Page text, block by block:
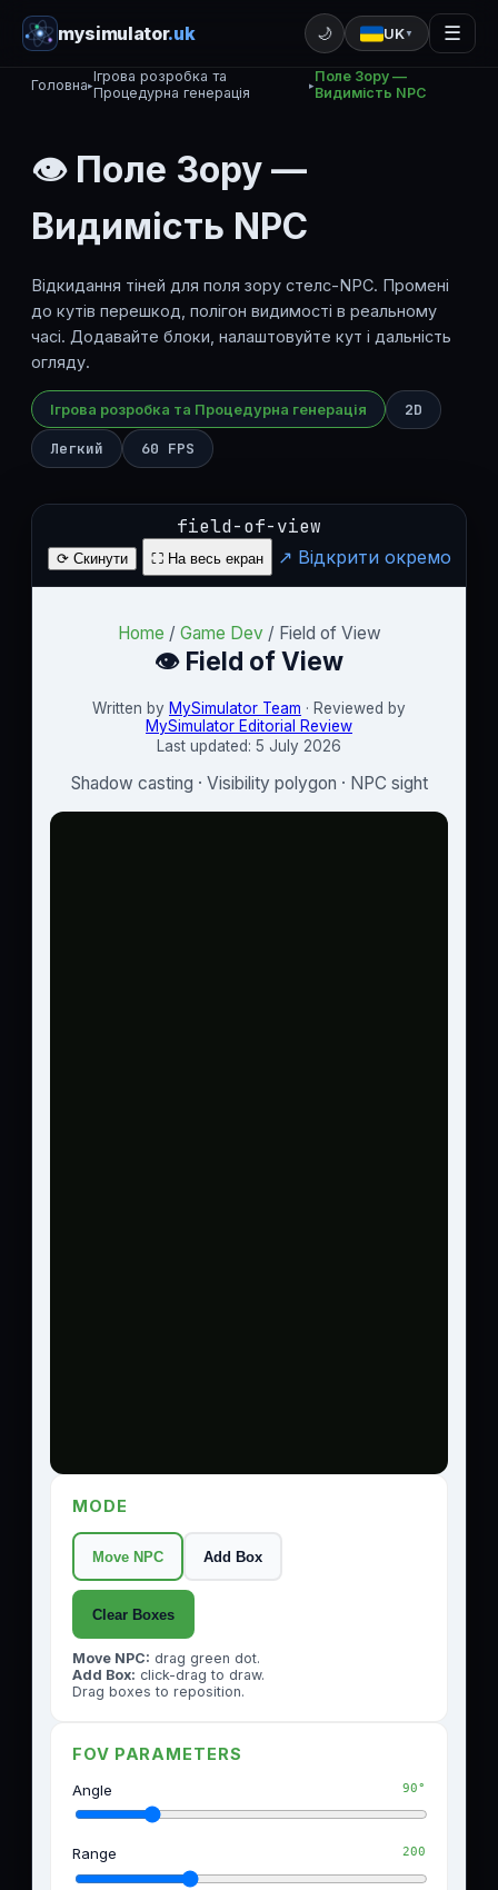
mysimulator.uk 🌙 UK ▼ ☰
Головна▸Ігрова розробка та
Процедурна генерація
▸Поле Зору —
Видимість NPC
👁️ Поле Зору —
Видимість NPC
Відкидання тіней для поля зору стелс-NPC. Промені
до кутів перешкод, полігон видимості в реальному
часі. Додавайте блоки, налаштовуйте кут і дальність
огляду.
Ігрова розробка та Процедурна генерація 2D
Легкий 60 FPS
field-of-view
⟳ Скинути ⛶ На весь екран ↗ Відкрити окремо